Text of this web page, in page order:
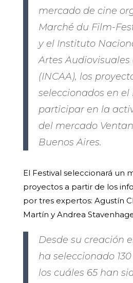
mercado de cine
Marché du Film-
y el Instituto
Artes
(INCAA), los
seleccionados en el
participar en la
del mercado
Buenos Aires.
El Festival seleccionará un
proyectos a partir de los
por tres expertos: Agustín
Martín y Andrea
Desde su creación
ha seleccionado
los cuáles 65 han